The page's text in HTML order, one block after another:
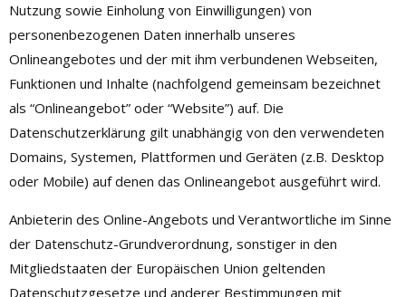
Nutzung sowie Einholung von Einwilligungen) von
personenbezogenen Daten innerhalb unseres
Onlineangebotes und der mit ihm verbundenen Webseiten,
Funktionen und Inhalte (nachfolgend gemeinsam bezeichnet
als “Onlineangebot” oder “Website”) auf. Die
Datenschutzerklärung gilt unabhängig von den verwendeten
Domains, Systemen, Plattformen und Geräten (z.B. Desktop
oder Mobile) auf denen das Onlineangebot ausgeführt wird.
Anbieterin des Online-Angebots und Verantwortliche im Sinne
der Datenschutz-Grundverordnung, sonstiger in den
Mitgliedstaaten der Europäischen Union geltenden
Datenschutzgesetze und anderer Bestimmungen mit